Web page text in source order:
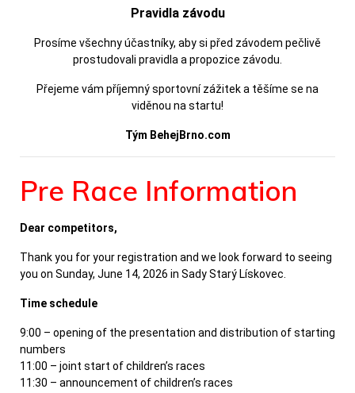
Pravidla závodu
Prosíme všechny účastníky, aby si před závodem pečlivě
prostudovali pravidla a propozice závodu.
Přejeme vám příjemný sportovní zážitek a těšíme se na
viděnou na startu!
Tým BehejBrno.com
Pre Race Information
Dear competitors,
Thank you for your registration and we look forward to seeing
you on Sunday, June 14, 2026 in Sady Starý Lískovec.
Time schedule
9:00 – opening of the presentation and distribution of starting
numbers
11:00 – joint start of children’s races
11:30 – announcement of children’s races